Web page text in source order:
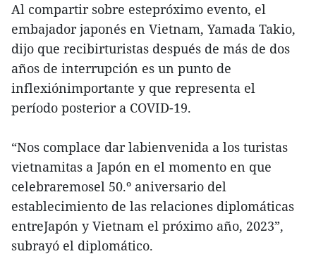
Al compartir sobre estepróximo evento, el
embajador japonés en Vietnam, Yamada Takio,
dijo que recibirturistas después de más de dos
años de interrupción es un punto de
inflexiónimportante y que representa el
período posterior a COVID-19.
“Nos complace dar labienvenida a los turistas
vietnamitas a Japón en el momento en que
celebraremosel 50.º aniversario del
establecimiento de las relaciones diplomáticas
entreJapón y Vietnam el próximo año, 2023”,
subrayó el diplomático.